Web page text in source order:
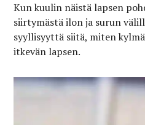
Kun kuulin näistä lapsen
siirtymästä ilon ja surun
syyllisyyttä siitä, miten
itkevän lapsen.